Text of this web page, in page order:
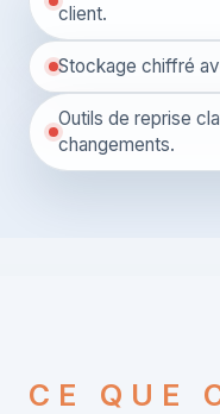
client.
Stockage chiffré
Outils de reprise
changements.
CE QUE